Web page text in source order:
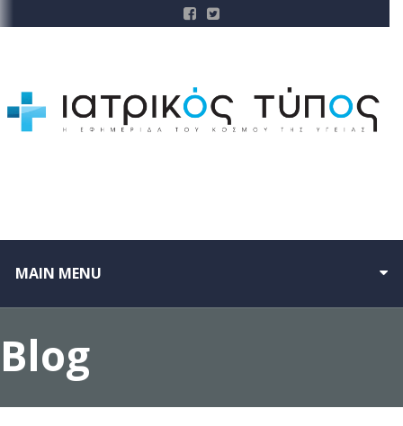
MAIN MENU
Blog